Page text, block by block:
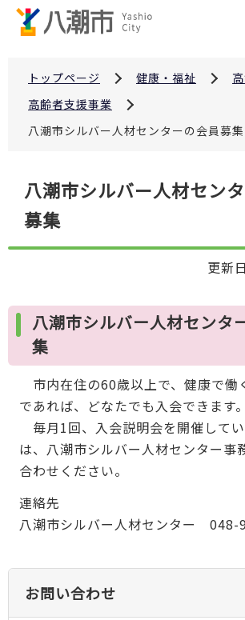
トップページ 健康・福祉
高齢者支援事業
八潮市シルバー人材センターの会員募集
八潮市シルバー人材セン
募集
更新
八潮市シルバー人材センタ
集
市内在住の60歳以上で、健康で働
であれば、どなたでも入会できます。
毎月1回、入会説明会を開催して
は、八潮市シルバー人材センター事
合わせください。
連絡先
八潮市シルバー人材センター 048-
お問い合わせ